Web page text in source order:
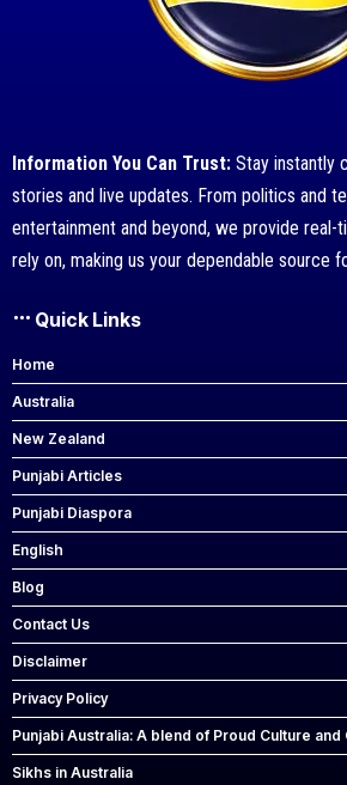
Information You Can Trust: Stay instantly
stories and live updates. From politics and
entertainment and beyond, we provide real-
rely on, making us your dependable source
Quick Links
Home
Australia
New Zealand
Punjabi Articles
Punjabi Diaspora
English
Blog
Contact Us
Disclaimer
Privacy Policy
Punjabi Australia: A blend of Proud Culture and
Sikhs in Australia